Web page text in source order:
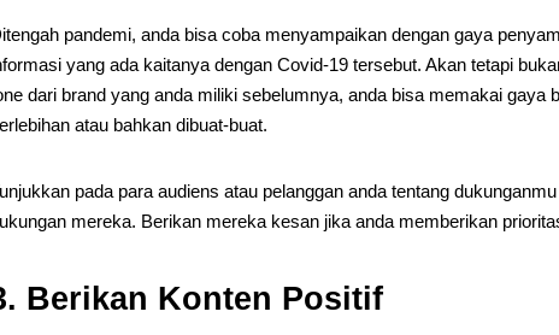
pandemi, anda bisa coba menyampaikan dengan gaya
yang ada kaitanya dengan Covid-19 tersebut. Akan tetapi
dari brand yang anda miliki sebelumnya, anda bisa memakai gaya
atau bahkan dibuat-buat.
pada para audiens atau pelanggan anda tentang
mereka. Berikan mereka kesan jika anda memberikan
Berikan Konten Positif